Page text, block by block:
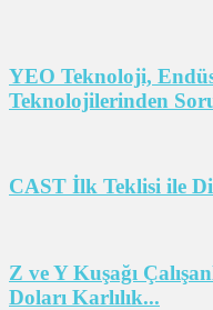
YEO Teknoloji,
Teknolojilerinden
CAST İlk Teklisi ile
Z ve Y Kuşağı
Doları Karlılık...